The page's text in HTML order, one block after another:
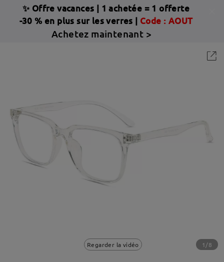
✨ Offre vacances | 1 achetée = 1 offerte
-30 % en plus sur les verres | Code : AOUT
Achetez maintenant >
Regarder la vidéo 1/8